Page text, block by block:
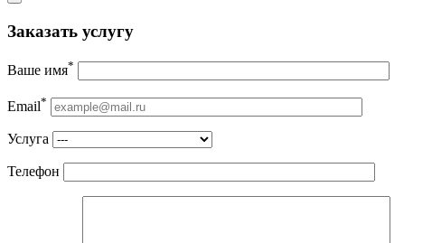
Заказать услугу
Ваше имя*
Email*
Услуга
Телефон